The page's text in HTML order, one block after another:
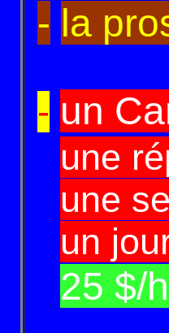
- la
- un
une
une
un
25 $/h